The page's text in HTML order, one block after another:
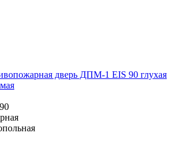
дверь ДПМ-1 EIS 90 глухая